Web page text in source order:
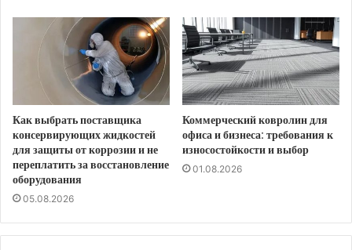
Как выбрать поставщика
консервирующих жидкостей
для защиты от коррозии и не
переплатить за восстановление
оборудования
05.08.2026
Коммерческий ковролин для
офиса и бизнеса: требования к
износостойкости и выбор
01.08.2026